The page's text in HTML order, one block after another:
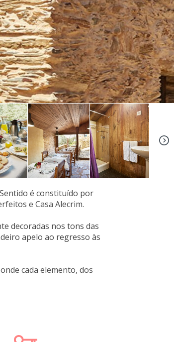
+5
é constituído por
e Casa Alecrim.
decoradas nos tons das
apelo ao regresso às
cada elemento, dos